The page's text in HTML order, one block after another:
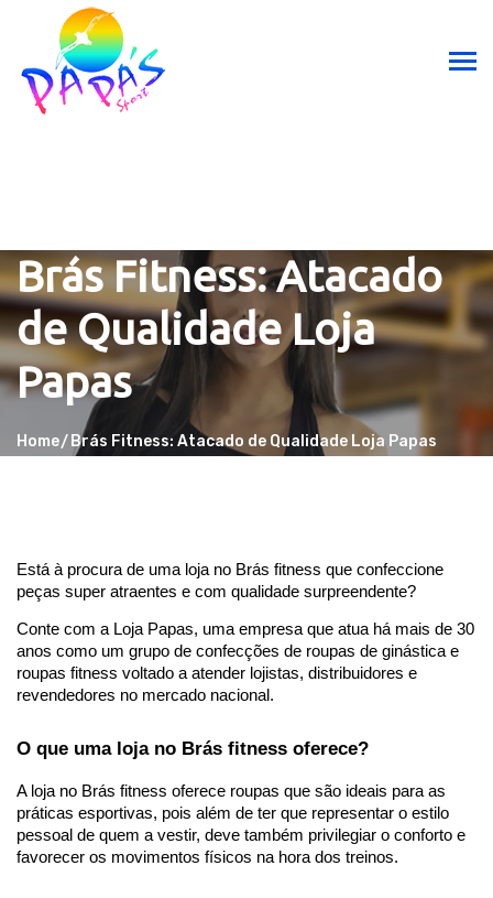
Brás Fitness: Atacado
de Qualidade Loja
Papas
Home Brás Fitness: Atacado de Qualidade Loja Papas
Está à procura de uma loja no Brás fitness que confeccione
peças super atraentes e com qualidade surpreendente?
Conte com a Loja Papas, uma empresa que atua há mais de 30
anos como um grupo de confecções de roupas de ginástica e
roupas fitness voltado a atender lojistas, distribuidores e
revendedores no mercado nacional.
O que uma loja no Brás fitness oferece?
A loja no Brás fitness oferece roupas que são ideais para as
práticas esportivas, pois além de ter que representar o estilo
pessoal de quem a vestir, deve também privilegiar o conforto e
favorecer os movimentos físicos na hora dos treinos.